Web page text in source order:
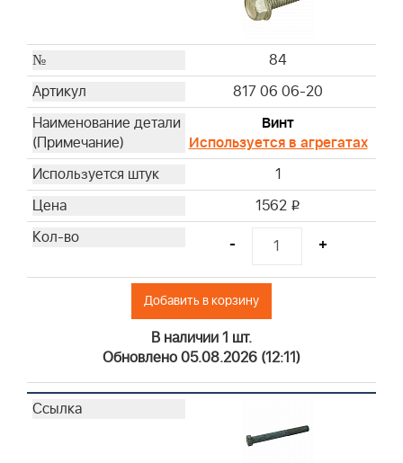
84
817 06 06-20
Винт
Используется в агрегатах
1
1562 i
- +
Добавить в корзину
В наличии 1 шт.
Обновлено 05.08.2026 (12:11)